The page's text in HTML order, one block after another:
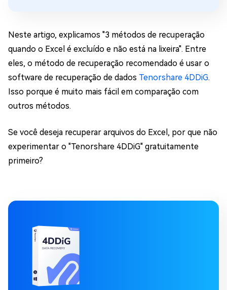
Neste artigo, explicamos "3 métodos de recuperação
quando o Excel é excluído e não está na lixeira". Entre
eles, o método de recuperação recomendado é usar o
software de recuperação de dados Tenorshare 4DDiG.
Isso porque é muito mais fácil em comparação com
outros métodos.
Se você deseja recuperar arquivos do Excel, por que não
experimentar o "Tenorshare 4DDiG" gratuitamente
primeiro?